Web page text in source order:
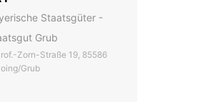
Staatsgüter -
Grub
Zorn-Straße 19, 85586
Grub